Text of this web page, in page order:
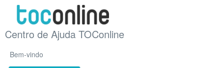
Centro de Ajuda TOConline
Bem-vindo